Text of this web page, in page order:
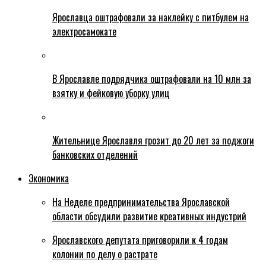
Ярославца оштрафовали за наклейку с питбулем на
электросамокате
В Ярославле подрядчика оштрафовали на 10 млн за
взятку и фейковую уборку улиц
Жительнице Ярославля грозит до 20 лет за поджоги
банковских отделений
Экономика
На Неделе предпринимательства Ярославской
области обсудили развитие креативных индустрий
Ярославского депутата приговорили к 4 годам
колонии по делу о растрате